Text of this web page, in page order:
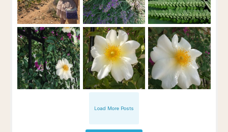
Load More Posts